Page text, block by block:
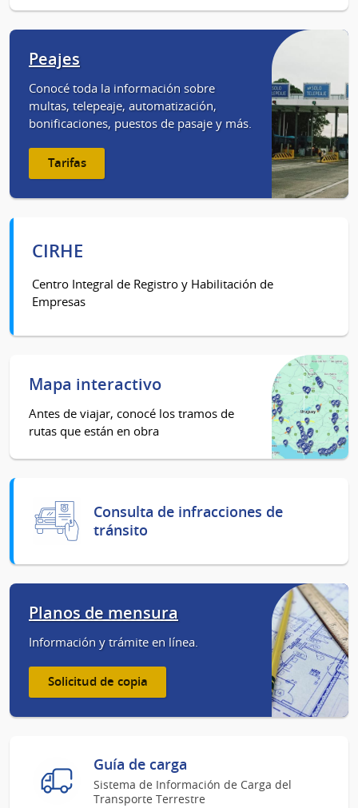
Peajes
Conocé toda la información sobre
multas, telepeaje, automatización,
bonificaciones, puestos de pasaje y más.
Tarifas
CIRHE
Centro Integral de Registro y Habilitación de
Empresas
Mapa interactivo
Antes de viajar, conocé los tramos de
rutas que están en obra
Consulta de infracciones de
tránsito
Planos de mensura
Información y trámite en línea.
Solicitud de copia
Guía de carga
Sistema de Información de Carga del
Transporte Terrestre